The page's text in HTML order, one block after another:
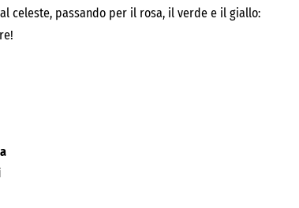
celeste, passando per il rosa, il verde e il giallo: